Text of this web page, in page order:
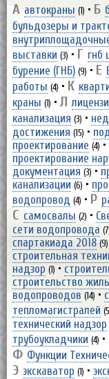
А автокраны (1) • Б
бульдозеры и
выставки (3) • Г гнб
бурение (ГНБ) (9) • Е
работы (4) • К
краны (1) •Л
канализация (3) •
достижения (15) •
проектирование (4) •
проектирование
документация (3) •
канализации (6) •
водопровод (4) • Р
С самосвалы (2) •
сети водопровода
спартакиада 2018 (9)
строительная
надзор (1) •
строительство
водопроводов (14) •
тепломагистралей
технический надзор
трубоукладчики (4) •
Ф Функции
Э экскаватор (1) •